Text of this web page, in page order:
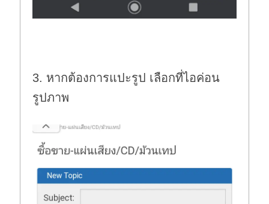
3. หากต้องการแปะรูป เลือกที่ไอค่อน
รูปภาพ